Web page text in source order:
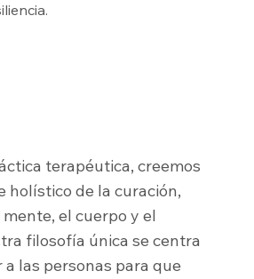
terapéutica, creemos
holístico de la curación,
el cuerpo y el
filosofía única se centra
las personas para que